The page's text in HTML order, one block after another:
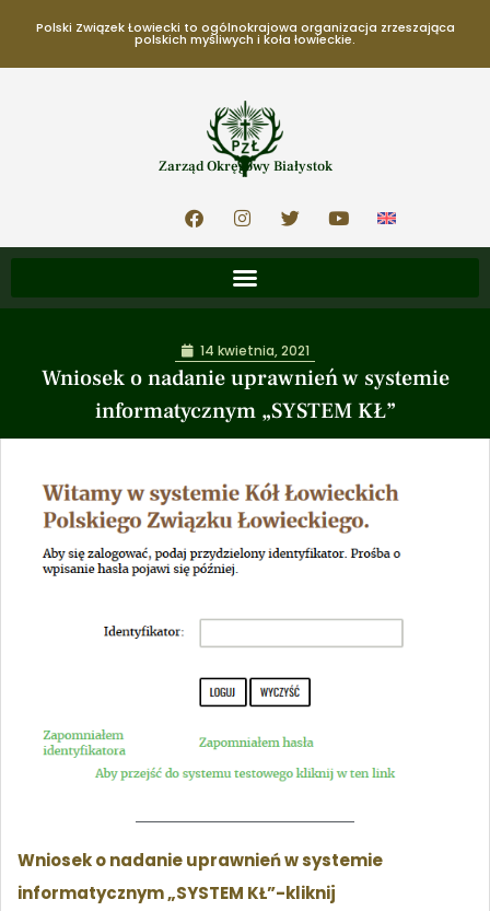
Polski Związek Łowiecki to ogólnokrajowa organizacja zrzeszająca
polskich myśliwych i koła łowieckie.
Zarząd Okręgowy Białystok
Wniosek o nadanie uprawnień w systemie
informatycznym „SYSTEM KŁ”
14 kwietnia, 2021
Wniosek o nadanie uprawnień w systemie
informatycznym „SYSTEM KŁ”-kliknij